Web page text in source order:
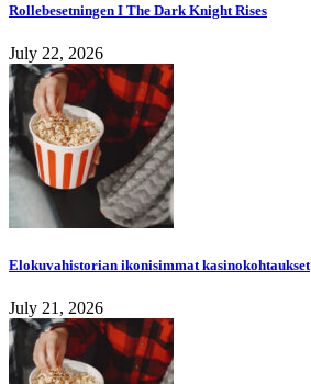
Rollebesetningen I The Dark Knight Rises
July 22, 2026
Elokuvahistorian ikonisimmat kasinokohtaukset
July 21, 2026